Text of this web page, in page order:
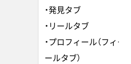
・発見タブ
・リールタブ
・プロフィール（フィー
ールタブ）